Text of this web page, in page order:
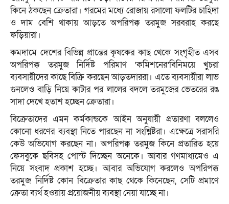
কিনে ঠকছেন ক্রেতারা। গরমের মধ্যে রোজায় রসালো ফলটির চাহিদা
ও দাম বেশি থাকায় আড়তে অপরিপক্ক তরমুজ সরবরাহ করছে
ফড়িয়ারা।
কমদামে দেশের বিভিন্ন প্রান্তের কৃষকের কাছ থেকে সংগৃহীত এসব
অপরিপক্ক তরমুজ নির্দিষ্ট পরিমাণ ‘কমিশনের’বিনিময়ে খুচরা
ব্যবসায়ীদের কাছে বিক্রি করছেন আড়তদাররা। এতে ব্যবসায়ীরা লাভ
গুনলেও বাড়ি নিয়ে কাটার পর লালের বদলে তরমুজের ভেতরের রঙ
সাদা দেখে হতাশ হচ্ছেন ক্রেতারা।
বিক্রেতাদের এমন কর্মকান্ডকে আইন অনুযায়ী প্রতারণা বললেও
কোনো ধরণের ব্যবস্থা নিতে পারছেন না সংশ্লিষ্টরা। এক্ষেত্রে সরাসরি
কেউ অভিযোগ করছেন না। অপরিপক্ক তরমুজ কিনে প্রতারিত হয়ে
ফেসবুকে ছবিসহ পোস্ট দিচ্ছেন অনেকে। আবার গণমাধ্যমেও এ
নিয়ে সংবাদ প্রকাশ হচ্ছে। আবার অভিযোগ করলেও অপরিপক্ক
তরমুজ নির্দিষ্ট কোন বিক্রেতার কাছ থেকে কিনেছেন, সেটি প্রমাণে
ক্রেতা ব্যর্থ হওয়ায় প্রয়োজনীয় ব্যবস্থা নেয়া যাচ্ছে না।